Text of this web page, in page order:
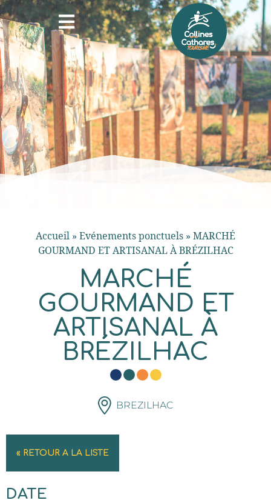
Accueil » Evénements ponctuels » MARCHÉ
GOURMAND ET ARTISANAL À BRÉZILHAC
MARCHÉ
GOURMAND ET
ARTISANAL À
BRÉZILHAC
BREZILHAC
« RETOUR A LA LISTE
DATE